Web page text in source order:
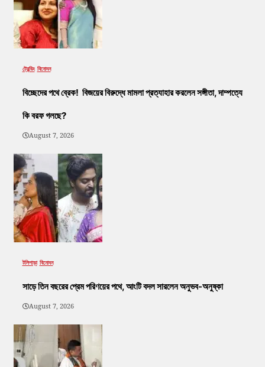
ট্রেন্ডিং বিনোদন
বিচ্ছেদের পথে ব্রেক! বিজয়ের বিরুদ্ধে মামলা প্রত্যাহার করলেন সঙ্গীতা, দাম্পত্যে
কি বরফ গলছে?
August 7, 2026
টলিপাড়া বিনোদন
সাড়ে তিন বছরের প্রেম পরিণয়ের পথে, আংটি বদল সারলেন অনুভব-অনুষ্কা
August 7, 2026